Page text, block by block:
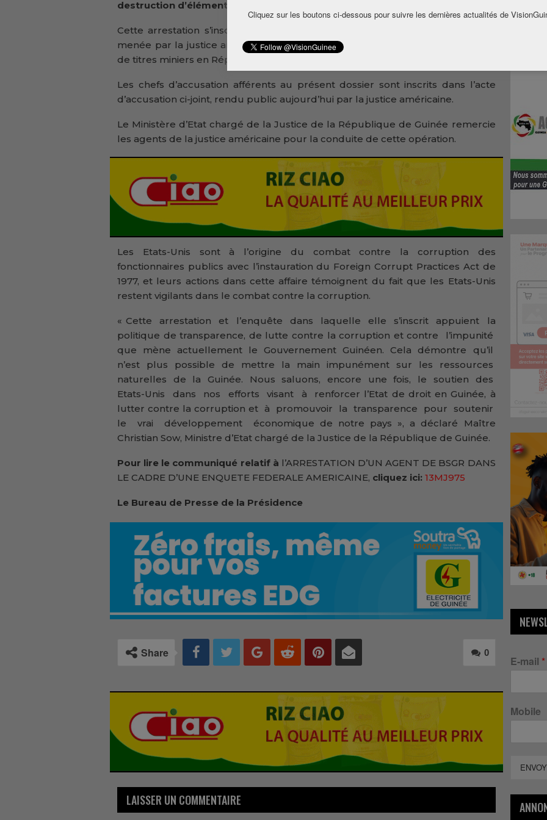
destruction d’éléments de preuves relatifs à une enquête fédérale.
Cette arrestation s’inscrit dans le cadre d’une enquête contre la corruption
menée par la justice américaine, portant sur les circonstances de l’acquisition
de titres miniers en République de Guinée par le groupe BSGR.
Les chefs d’accusation afférents au présent dossier sont inscrits dans l’acte
d’accusation ci-joint, rendu public aujourd’hui par la justice américaine.
Le Ministère d’Etat chargé de la Justice de la République de Guinée remercie
les agents de la justice américaine pour la conduite de cette opération.
Les Etats-Unis sont à l’origine du combat contre la corruption des
fonctionnaires publics avec l’instauration du Foreign Corrupt Practices Act de
1977, et leurs actions dans cette affaire témoignent du fait que les Etats-Unis
restent vigilants dans le combat contre la corruption.
« Cette arrestation et l’enquête dans laquelle elle s’inscrit appuient la
politique de transparence, de lutte contre la corruption et contre l’impunité
que mène actuellement le Gouvernement Guinéen. Cela démontre qu’il
n’est plus possible de mettre la main impunément sur les ressources
naturelles de la Guinée. Nous saluons, encore une fois, le soutien des
Etats-Unis dans nos efforts visant à renforcer l’Etat de droit en Guinée, à
lutter contre la corruption et à promouvoir la transparence pour soutenir
le vrai développement économique de notre pays », a déclaré Maître
Christian Sow, Ministre d’Etat chargé de la Justice de la République de Guinée.
Pour lire le communiqué relatif à l’ARRESTATION D’UN AGENT DE BSGR DANS
LE CADRE D’UNE ENQUETE FEDERALE AMERICAINE, cliquez ici: 13MJ975
Le Bureau de Presse de la Présidence
0
Share
LAISSER UN COMMENTAIRE
E-mail *
Mobile
Cliquez sur les boutons ci-dessous pour suivre les dernières actualités de